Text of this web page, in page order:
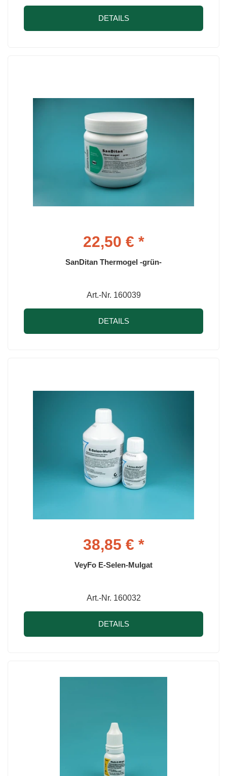
DETAILS
22,50 € *
SanDitan Thermogel -grün-
Art.-Nr. 160039
DETAILS
38,85 € *
VeyFo E-Selen-Mulgat
Art.-Nr. 160032
DETAILS